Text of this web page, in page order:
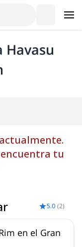
Havasu
tu
5.0 (2)
en el Gran